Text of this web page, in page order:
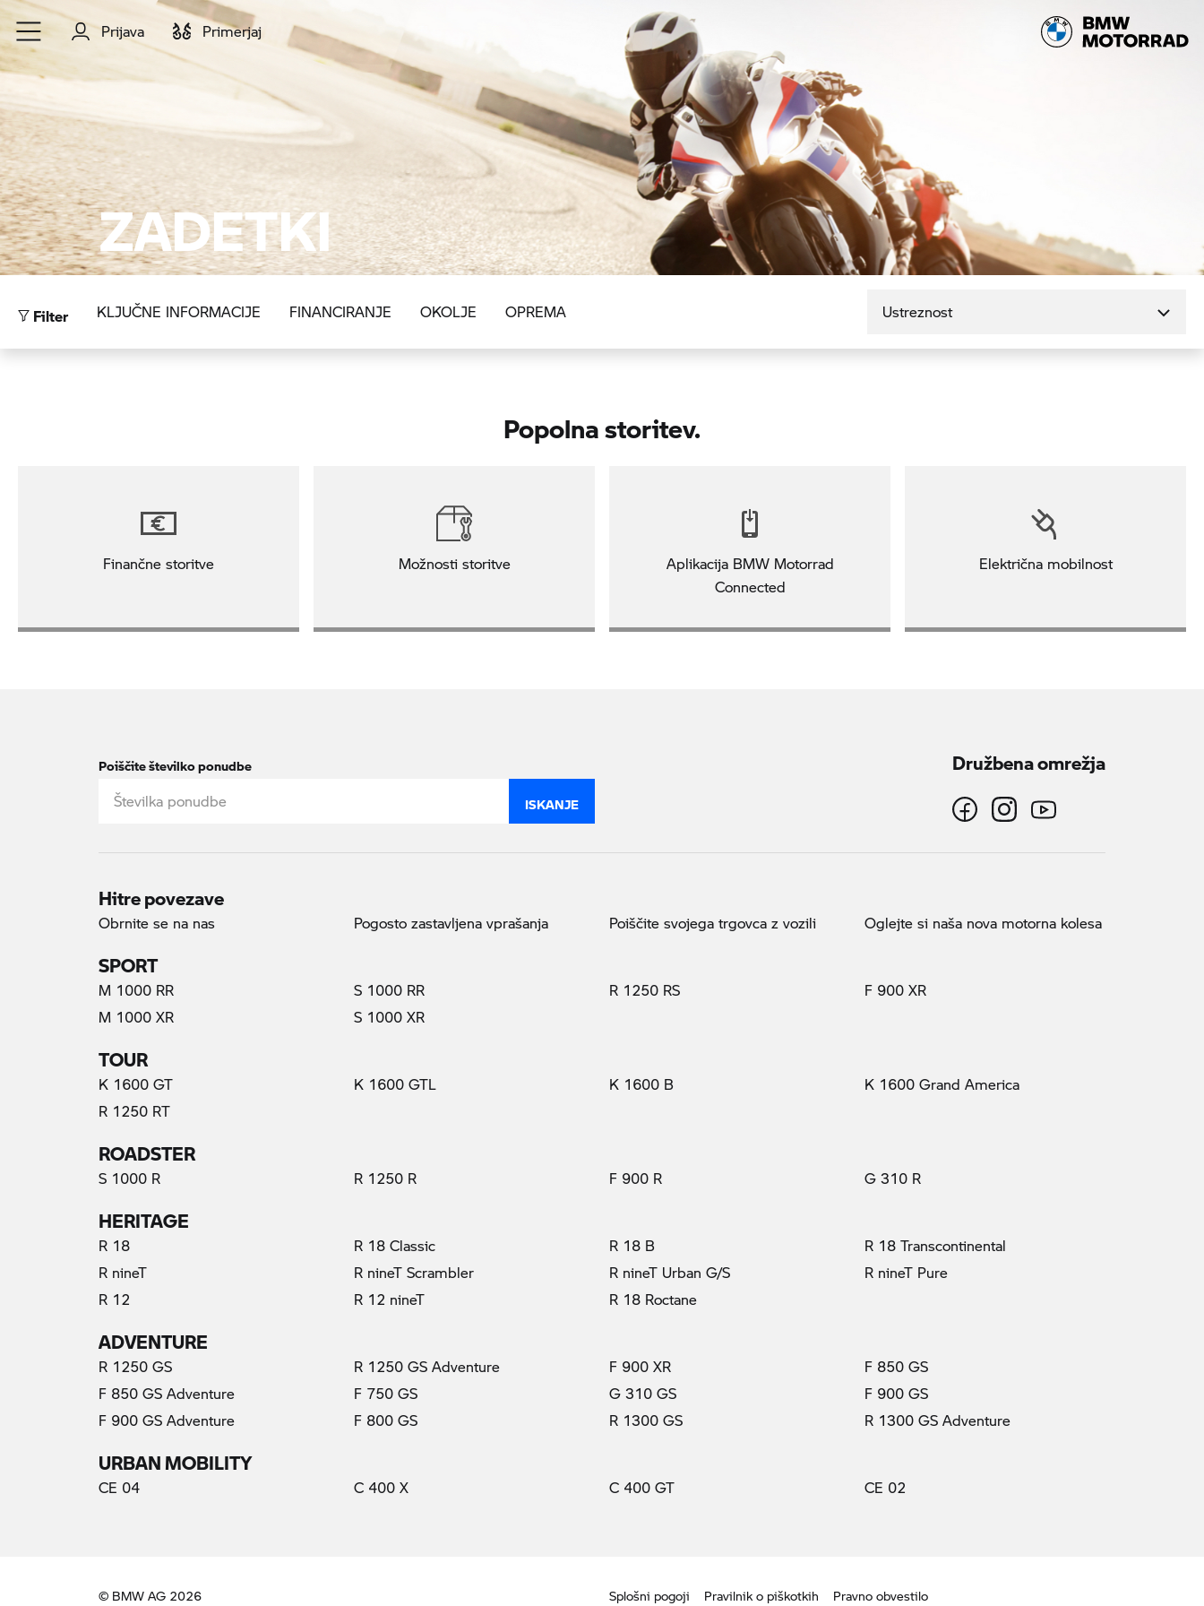
Preskoči na glavno vsebino
Prijava Primerjaj
ZADETKI
Filter KLJUČNE INFORMACIJE FINANCIRANJE OKOLJE OPREMA
Popolna storitev.
Finančne storitve Možnosti storitve
Aplikacija BMW Motorrad
Connected
Električna mobilnost
Poiščite številko ponudbe
ISKANJE
Družbena omrežja
Hitre povezave
Obrnite se na nas Pogosto zastavljena vprašanja Poiščite svojega trgovca z vozili Oglejte si naša nova motorna kolesa
SPORT
M 1000 RR S 1000 RR R 1250 RS
F 900 XR
M 1000 XR
S 1000 XR
TOUR
K 1600 GT K 1600 GTL K 1600 B
K 1600 Grand America
R 1250 RT
ROADSTER
S 1000 R R 1250 R F 900 R G 310 R
HERITAGE
R 18 R 18 Classic R 18 B
R 18 Transcontinental
R nineT
R nineT Scrambler R nineT Urban G/S
R nineT Pure
R 12
R 12 nineT R 18 Roctane
ADVENTURE
R 1250 GS R 1250 GS Adventure F 900 XR
F 850 GS
F 850 GS Adventure
F 750 GS G 310 GS
F 900 GS
F 900 GS Adventure
F 800 GS R 1300 GS R 1300 GS Adventure
URBAN MOBILITY
CE 04 C 400 X C 400 GT CE 02
Splošni pogoji Pravilnik o piškotkih Pravno obvestilo
© BMW AG 2026